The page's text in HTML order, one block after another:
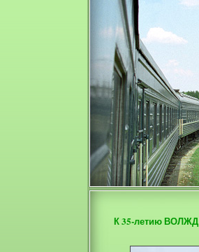
К 35-летию ВОЛЖД